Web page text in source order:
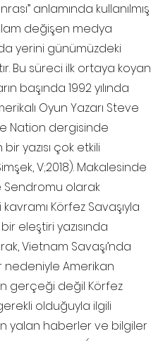
anlamında kullanılmış
değişen medya
yerini günümüzdeki
Bu süreci ilk ortaya koyan
başında 1992 yılında
Oyun Yazarı Steve
Nation dergisinde
yazısı çok etkili
V;2018). Makalesinde
olarak
Körfez Savaşıyla
bir eleştiri yazısında
Vietnam Savaşı’nda
Amerikan
gerçeği değil Körfez
gerekli olduğuyla ilgili
yalan haberler ve bilgiler